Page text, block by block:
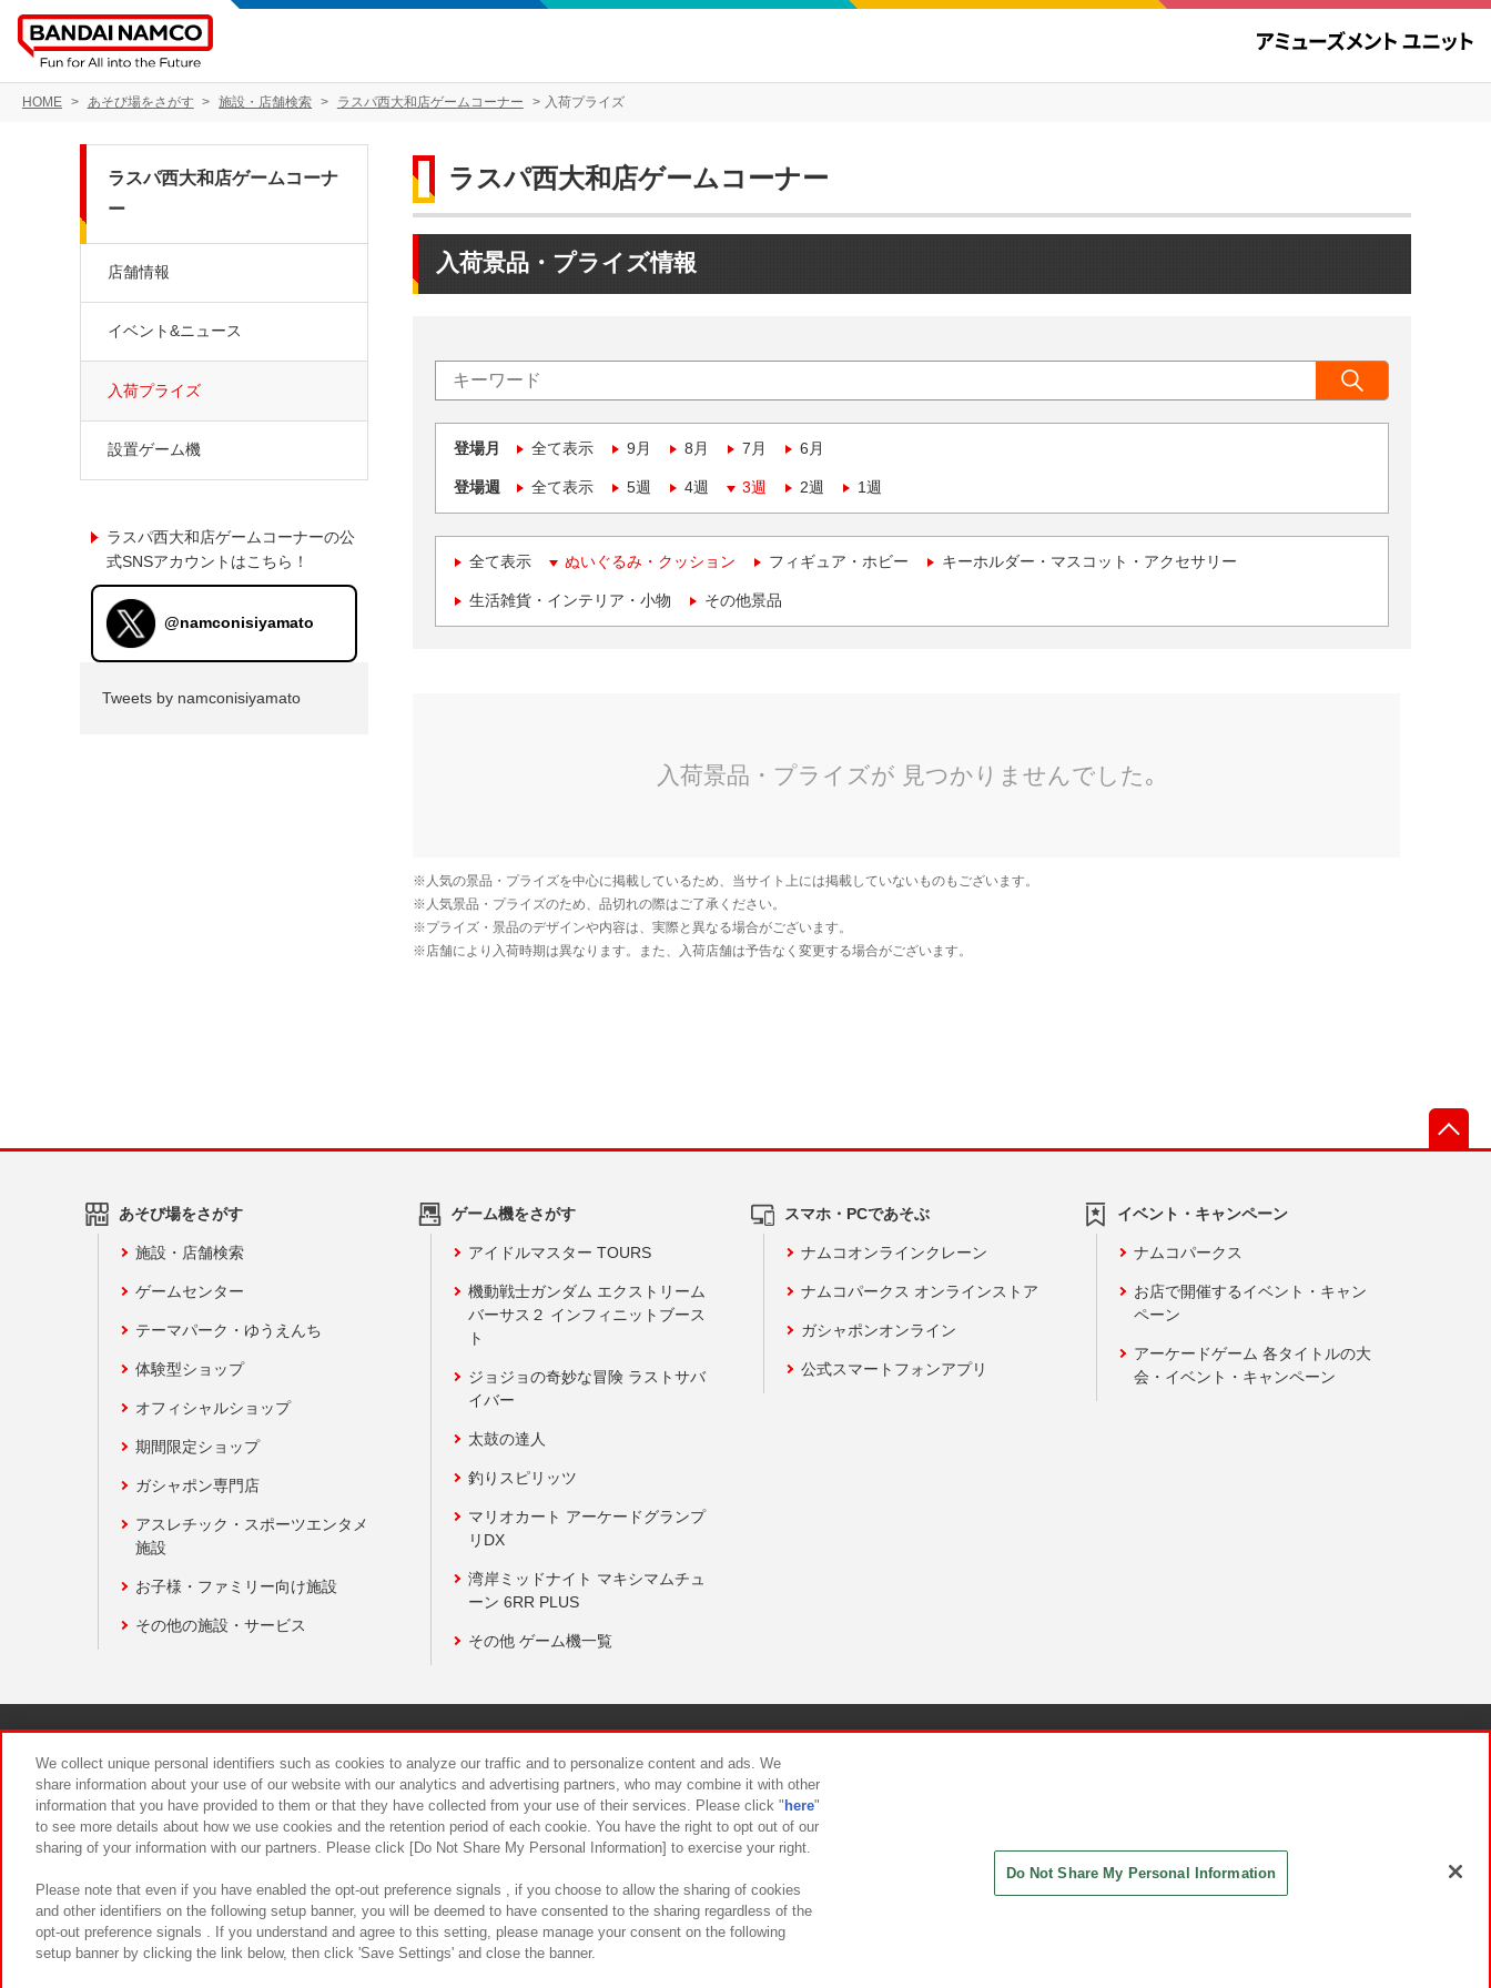
HOME あそび場をさがす 施設・店舗検索 ラスパ西大和店ゲームコーナー 入荷プライズ
ラスパ西大和店ゲームコーナー
入荷景品・プライズ情報
登場月 全て表示 9月 8月 7月 6月
登場週 全て表示 5週 4週 3週 2週 1週
全て表示 ぬいぐるみ・クッション フィギュア・ホビー キーホルダー・マスコット・アクセサリー
生活雑貨・インテリア・小物 その他景品
ラスパ西大和店ゲームコーナ
ー
店舗情報
イベント&ニュース
入荷プライズ
設置ゲーム機
ラスパ西大和店ゲームコーナーの公
式SNSアカウントはこちら！
@namconisiyamato
Tweets by namconisiyamato
あそび場をさがす
施設・店舗検索
ゲームセンター
テーマパーク・ゆうえんち
体験型ショップ
オフィシャルショップ
期間限定ショップ
ガシャポン専門店
アスレチック・スポーツエンタメ
施設
お子様・ファミリー向け施設
その他の施設・サービス
ゲーム機をさがす
アイドルマスター TOURS
機動戦士ガンダム エクストリーム
バーサス２ インフィニットブース
ト
ジョジョの奇妙な冒険 ラストサバ
イバー
太鼓の達人
釣りスピリッツ
マリオカート アーケードグランプ
リDX
湾岸ミッドナイト マキシマムチュ
ーン 6RR PLUS
その他 ゲーム機一覧
スマホ・PCであそぶ
ナムコオンラインクレーン
ナムコパークス オンラインストア
ガシャポンオンライン
公式スマートフォンアプリ
イベント・キャンペーン
ナムコパークス
お店で開催するイベント・キャン
ペーン
アーケードゲーム 各タイトルの大
会・イベント・キャンペーン
食品のご提供について カスタマーハラスメント対応方針
We collect unique personal identifiers such as cookies to analyze our traffic and to personalize content and ads. We
share information about your use of our website with our analytics and advertising partners, who may combine it with other
information that you have provided to them or that they have collected from your use of their services. Please click " here"
to see more details about how we use cookies and the retention period of each cookie. You have the right to opt out of our
sharing of your information with our partners. Please click [Do Not Share My Personal Information] to exercise your right.
Please note that even if you have enabled the opt-out preference signals , if you choose to allow the sharing of cookies
and other identifiers on the following setup banner, you will be deemed to have consented to the sharing regardless of the
opt-out preference signals . If you understand and agree to this setting, please manage your consent on the following
setup banner by clicking the link below, then click 'Save Settings' and close the banner.
Do Not Share My Personal Information